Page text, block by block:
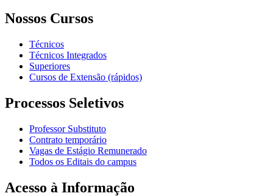
Nossos Cursos
Técnicos
Técnicos Integrados
Superiores
Cursos de Extensão (rápidos)
Processos Seletivos
Professor Substituto
Contrato temporário
Vagas de Estágio Remunerado
Todos os Editais do campus
Acesso à Informação